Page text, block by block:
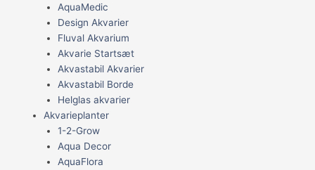
AquaMedic
Design Akvarier
Fluval Akvarium
Akvarie Startsæt
Akvastabil Akvarier
Akvastabil Borde
Helglas akvarier
Akvarieplanter
1-2-Grow
Aqua Decor
AquaFlora